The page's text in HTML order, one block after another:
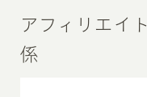
アフィリエイ
係